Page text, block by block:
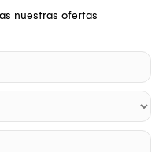
nuestras ofertas